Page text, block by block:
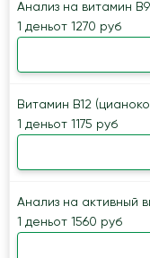
Анализ на витамин
1 деньот 1270 руб
Витамин B12
1 деньот 1175 руб
Анализ на активный
1 деньот 1560 руб